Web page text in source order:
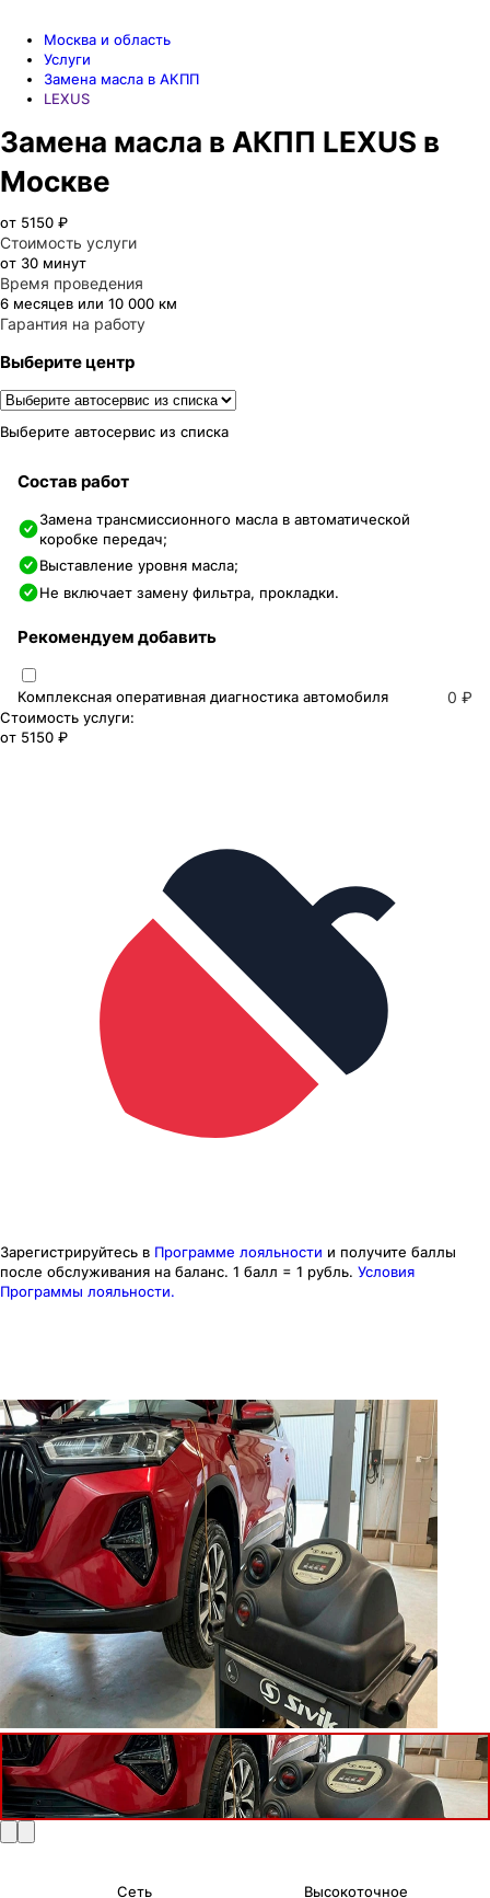
Москва и область
Услуги
Замена масла в АКПП
LEXUS
Замена масла в АКПП LEXUS в
Москве
от 5150 ₽
Стоимость услуги
от 30 минут
Время проведения
6 месяцев или 10 000 км
Гарантия на работу
Выберите центр
Выберите автосервис из списка
Состав работ
Замена трансмиссионного масла в автоматической
коробке передач;
Выставление уровня масла;
Не включает замену фильтра, прокладки.
Рекомендуем добавить
Комплексная оперативная диагностика автомобиля 0 ₽
Стоимость услуги:
от 5150 ₽
Зарегистрируйтесь в Программе лояльности и получите баллы
после обслуживания на баланс. 1 балл = 1 рубль. Условия
Программы лояльности.
Сеть Высокоточное